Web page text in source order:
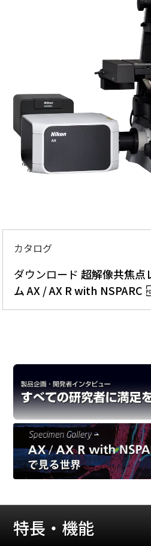
カタログ
ダウンロード超解像共焦点
ム AX / AX R with NSPARC
特長・機能